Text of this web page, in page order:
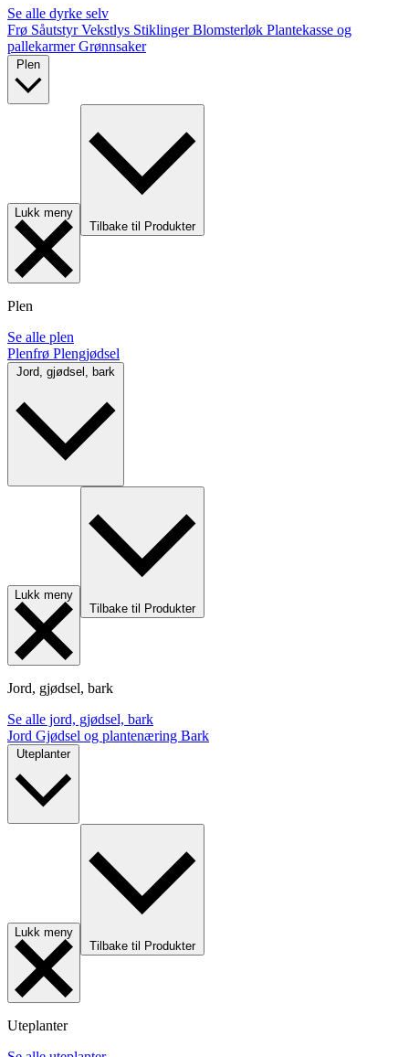
Se alle dyrke selv
Frø SåutstyrVekstlys StiklingerBlomsterløk Plantekasse og
pallekarmerGrønnsaker
Lukk meny
Tilbake til Produkter
Plen
Se alle plen
Plenfrø Plengjødsel
Lukk meny
Tilbake til Produkter
Jord, gjødsel, bark
Se alle jord, gjødsel, bark
Jord Gjødsel og plantenæring Bark
Uteplanter
Lukk meny
Tilbake til Produkter
Uteplanter